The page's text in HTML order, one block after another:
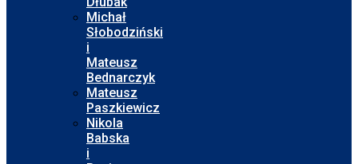
Michał
Słobodziński
i
Mateusz
Bednarczyk
Mateusz
Paszkiewicz
Nikola
Babska
i